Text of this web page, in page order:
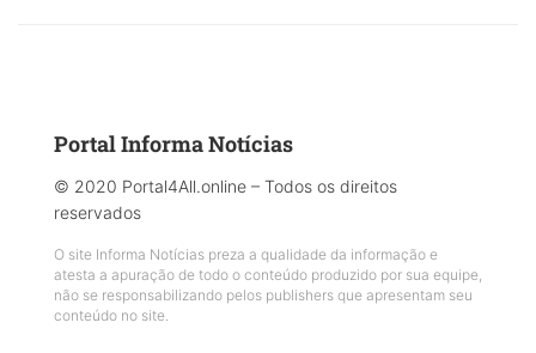
Portal Informa Notícias
© 2020 Portal4All.online – Todos os direitos
reservados
O site Informa Notícias preza a qualidade da informação e
atesta a apuração de todo o conteúdo produzido por sua equipe,
não se responsabilizando pelos publishers que apresentam seu
conteúdo no site.